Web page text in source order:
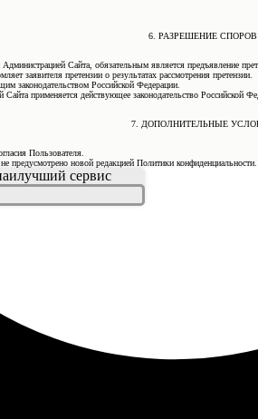
6. РАЗРЕШЕНИЕ СПОРОВ
Сайта, обязательным является предъявление
заявителя претензии о результатах рассмотрения претензии.
законодательством Российской Федерации.
применяется действующее законодательство Российской
7. ДОПОЛНИТЕЛЬНЫЕ
Пользователя.
предусмотрено новой редакцией Политики конфиденциальности.
сервис